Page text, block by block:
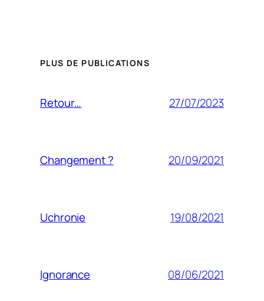
PLUS DE PUBLICATIONS
Retour… 27/07/2023
Changement ? 20/09/2021
Uchronie 19/08/2021
Ignorance 08/06/2021